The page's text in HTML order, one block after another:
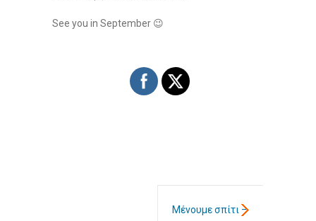
See you in September 😉
Μένουμε σπίτι –